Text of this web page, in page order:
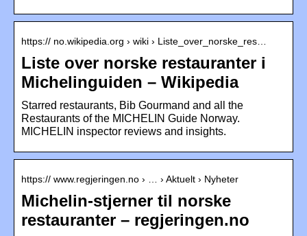
https:// no.wikipedia.org › wiki › Liste_over_norske_res…
Liste over norske restauranter i
Michelinguiden – Wikipedia
Starred restaurants, Bib Gourmand and all the
Restaurants of the MICHELIN Guide Norway.
MICHELIN inspector reviews and insights.
https:// www.regjeringen.no › … › Aktuelt › Nyheter
Michelin-stjerner til norske
restauranter – regjeringen.no